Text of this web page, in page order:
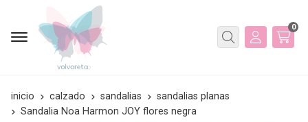
Buscar
0
inicio calzado sandalias
sandalias planas
Sandalia Noa Harmon JOY flores negra